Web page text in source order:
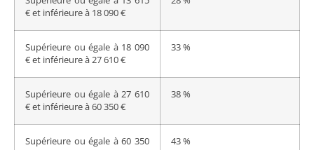
€ et inférieure à 18 090 €
Supérieure ou égale à 18 090
€ et inférieure à 27 610 €
33 %
Supérieure ou égale à 27 610
€ et inférieure à 60 350 €
38 %
Supérieure ou égale à 60 350
43 %